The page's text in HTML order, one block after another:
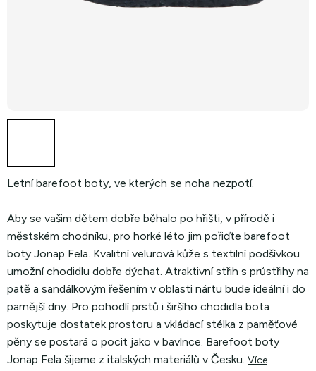
Letní barefoot boty, ve kterých se noha nezpotí.
Aby se vašim dětem dobře běhalo po hřišti, v přírodě i
městském chodníku, pro horké léto jim pořiďte barefoot
boty Jonap Fela. Kvalitní velurová kůže s textilní podšívkou
umožní chodidlu dobře dýchat. Atraktivní střih s průstřihy na
patě a sandálkovým řešením v oblasti nártu bude ideální i do
parnější dny. Pro pohodlí prstů i širšího chodidla bota
poskytuje dostatek prostoru a vkládací stélka z paměťové
pěny se postará o pocit jako v bavlnce. Barefoot boty
Jonap Fela šijeme z italských materiálů v Česku. Více